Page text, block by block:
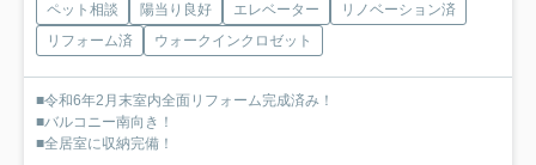
ペット相談 陽当り良好 エレベーター
リノベーション済
リフォーム済
ウォークインクロゼット
■令和6年2月末室内全面リフォーム完成済み！
■バルコニー南向き！
■全居室に収納完備！